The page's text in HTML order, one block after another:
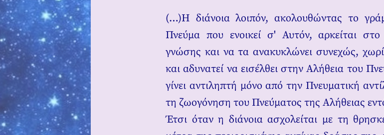
(…)Η διάνοια λοιπόν, ακολουθώντας το
Πνεύμα που ενοικεί σ' Αυτόν, αρκείται
γνώσης και να τα ανακυκλώνει συνεχώς,
και αδυνατεί να εισέλθει στην Αλήθεια του
γίνει αντιληπτή μόνο από την Πνευματική
τη ζωογόνηση του Πνεύματος της Αλήθειας
Έτσι όταν η διάνοια ασχολείται με τη